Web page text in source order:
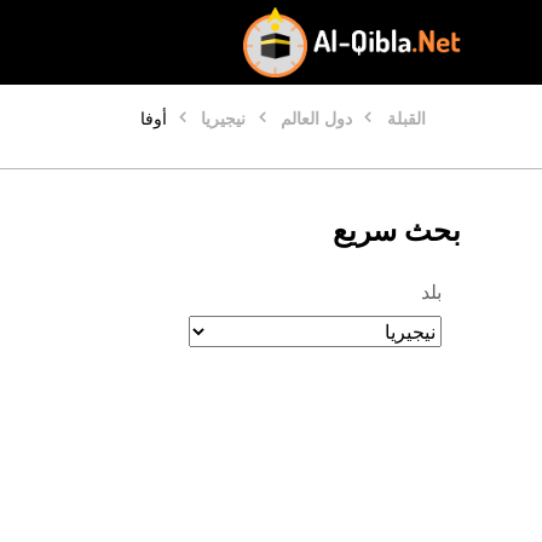
القبلة دول العالم نيجيريا أوفا
بحث سريع
بلد